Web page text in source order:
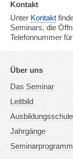
Kontakt
Unter Kontakt
Seminars, die
Telefonnummer
Über uns
Das Seminar
Leitbild
Jahrgänge
Seminarprogramm